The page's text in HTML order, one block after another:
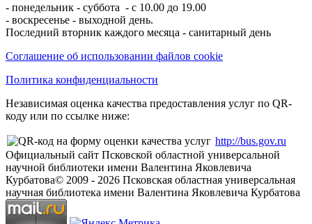
- понедельник - суббота - с 10.00 до 19.00
- воскресенье - выходной день.
Последний вторник каждого месяца - санитарный день
Соглашение об использовании файлов cookie
Политика конфиденциальности
Независимая оценка качества предоставления услуг по QR-
коду или по ссылке ниже:
http://bus.gov.ru
Официальный сайт Псковской областной универсальной
научной библиотеки имени Валентина Яковлевича
Курбатова© 2009 - 2026 Псковская областная универсальная
научная библиотека имени Валентина Яковлевича Курбатова